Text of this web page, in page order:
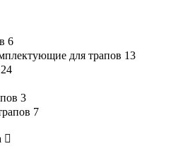
6
для трапов 13
3
7